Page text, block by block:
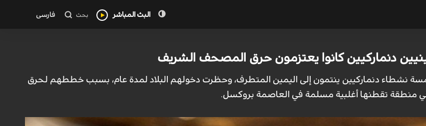
البث المباشر بحث فارسی
دنماركيين كانوا يعتزمون حرق المصحف الشريف
نشطاء دنماركيين ينتمون إلى اليمين المتطرف، وحظرت دخولهم البلاد لمدة عام، بسبب خططهم لحرق
تقطنها أغلبية مسلمة في العاصمة بروكسل.